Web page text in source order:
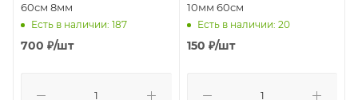
60см 8мм
Есть в наличии: 187
700 ₽/шт
10мм 60см
Есть в наличии: 20
150 ₽/шт